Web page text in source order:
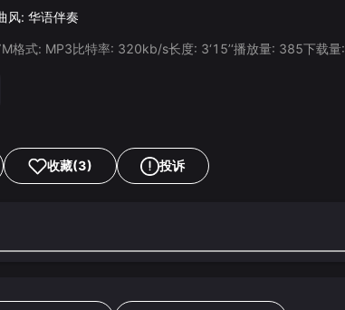
风: 华语伴奏
M格式: MP3比特率: 320kb/s长度: 3‘15’‘播放量: 385下载量:
收藏(3) 投诉